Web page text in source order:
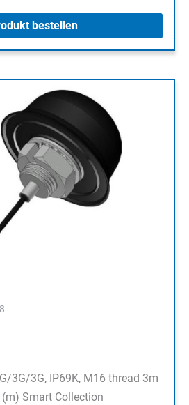
bestellen
3G/3G, IP69K, M16 thread 3m
(m) Smart Collection